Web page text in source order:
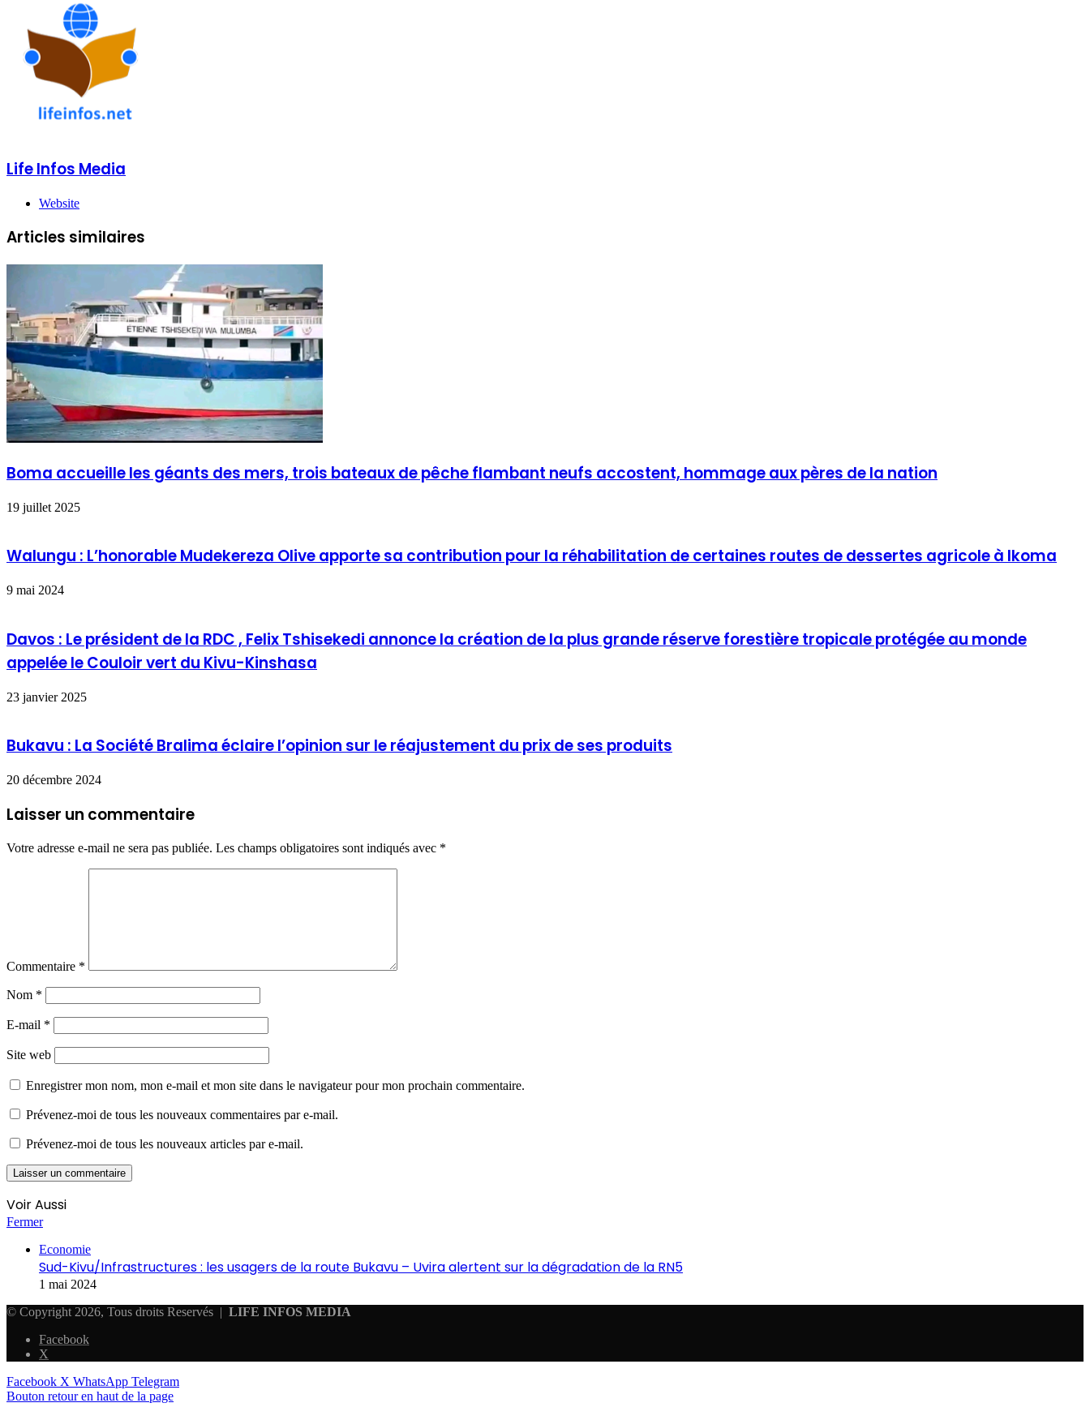
Life Infos Media
Website
Articles similaires
Boma accueille les géants des mers, trois bateaux de pêche flambant neufs accostent, hommage aux pères de la nation
19 juillet 2025
Walungu : L’honorable Mudekereza Olive apporte sa contribution pour la réhabilitation de certaines routes de dessertes agricole à Ikoma
9 mai 2024
Davos : Le président de la RDC , Felix Tshisekedi annonce la création de la plus grande réserve forestière tropicale protégée au monde
appelée le Couloir vert du Kivu-Kinshasa
23 janvier 2025
Bukavu : La Société Bralima éclaire l’opinion sur le réajustement du prix de ses produits
20 décembre 2024
Laisser un commentaire
Votre adresse e-mail ne sera pas publiée. Les champs obligatoires sont indiqués avec *
Commentaire *
Nom *
E-mail *
Site web
Enregistrer mon nom, mon e-mail et mon site dans le navigateur pour mon prochain commentaire.
Prévenez-moi de tous les nouveaux commentaires par e-mail.
Prévenez-moi de tous les nouveaux articles par e-mail.
Voir Aussi
Fermer
Economie
Sud-Kivu/Infrastructures : les usagers de la route Bukavu – Uvira alertent sur la dégradation de la RN5
1 mai 2024
© Copyright 2026, Tous droits Reservés | LIFE INFOS MEDIA
Facebook
X
Facebook X WhatsApp Telegram
Bouton retour en haut de la page